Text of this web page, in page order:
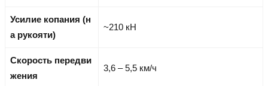
Усилие копания (н
а рукояти)
~210 кН
Скорость передви
жения
3,6 – 5,5 км/ч